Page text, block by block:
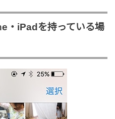
・iPadを持っている場